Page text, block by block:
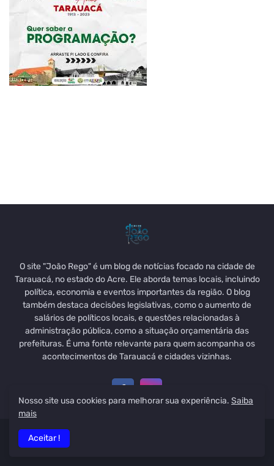
O site "João Rego" é um blog de notícias focado na cidade de
Tarauacá, no estado do Acre. Ele aborda temas locais, incluindo
política, economia e eventos importantes da região. O blog
também destaca decisões legislativas, como o aumento de
salários de políticos locais, e questões relacionadas à
administração pública, como a situação orçamentária das
prefeituras. É uma fonte relevante para quem acompanha os
acontecimentos de Tarauacá e cidades vizinhas.
Todos os Direitos
Nosso site usa cookies para melhorar sua experiência. Saiba
mais
Aceitar !